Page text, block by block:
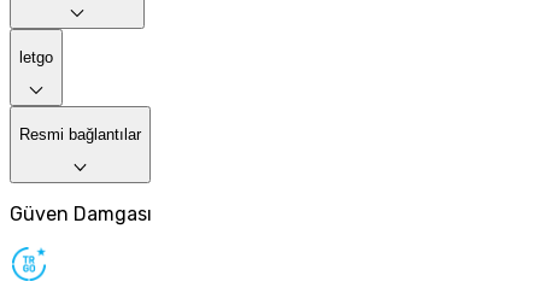
letgo
Resmi bağlantılar
Güven Damgası